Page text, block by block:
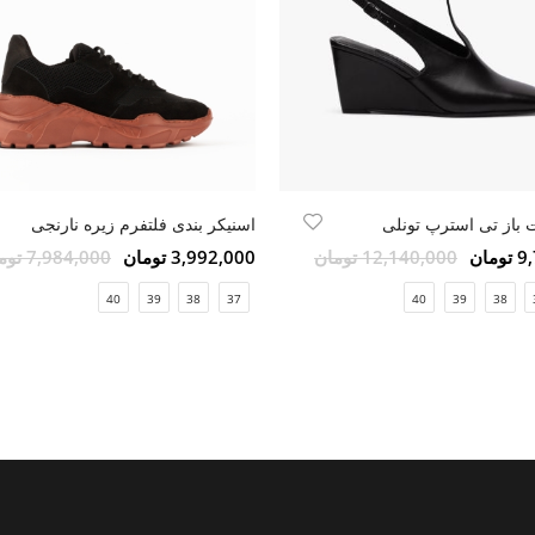
تی‌ استرپ تونلی
12,140,000 تومان
38
39
40
اسنیکر بندی فلتفرم زیره نارنجی
3,992,000 تومان 7,984,000 تومان
37
38
39
40